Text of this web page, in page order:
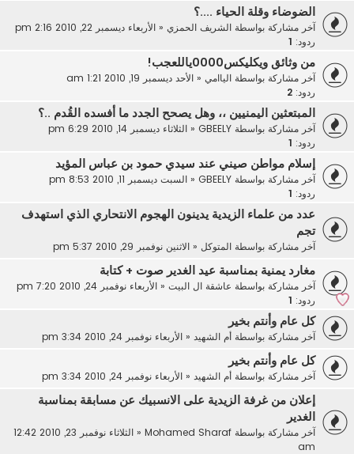
الضوضاء وقلة الحياء ....؟
آخر مشاركة بواسطة الشريف الحمزي« الأربعاء ديسمبر 22, 2010 2:16 pm
ردود:
من وثائق ويكليكس0000ياللعجب!
آخر مشاركة بواسطة الياامي « الأحد ديسمبر 19, 2010 1:21 am
ردود: 2
المبتعثين اليمنيين ،، وهل يصحح الجدد ما أفسده القُدم ..؟
آخر مشاركة بواسطة GBEELY
« الثلاثاء ديسمبر 14, 2010 6:29 pm
ردود:
إسلام مواطن صيني عند سيدي حمود بن عباس المؤيد
آخر مشاركة بواسطة GBEELY
« السبت ديسمبر 11, 2010 8:53 pm
ردود:
عدد من علماء الزيدية يدينون الهجوم الانتحاري الذي استهدف
تجم
آخر مشاركة بواسطة المتوكل « الاثنين نوفمبر 29, 2010 5:37 pm
مغارد يمنية بمناسبة عيد الغدير صوت + كتابة
آخر مشاركة بواسطة عاشقة ال البيت« الأربعاء نوفمبر 24, 2010 7:20 pm
ردود:
كل عام وأنتم بخير
آخر مشاركة بواسطة أم الشهيد« الأربعاء نوفمبر 24, 2010 3:34 pm
كل عام وأنتم بخير
آخر مشاركة بواسطة أم الشهيد« الأربعاء نوفمبر 24, 2010 3:34 pm
إعلان من غرفة الزيدية على الانسبيك عن مسابقة بمناسبة
الغدير
آخر مشاركة بواسطة Mohamed Sharaf
«
الثلاثاء نوفمبر 23, 2010 12:42
am